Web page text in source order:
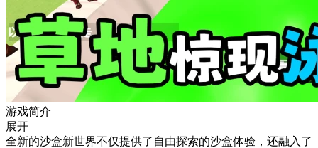
游戏简介
展开
全新的沙盒新世界不仅提供了自由探索的沙盒体验，还融入了